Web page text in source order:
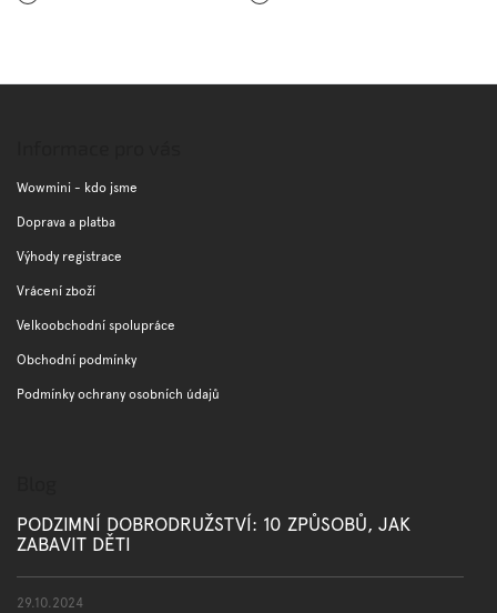
barev
Wowmini - kdo jsme
Doprava a platba
Výhody registrace
Vrácení zboží
Velkoobchodní spolupráce
Obchodní podmínky
Podmínky ochrany osobních údajů
PODZIMNÍ DOBRODRUŽSTVÍ: 10 ZPŮSOBŮ, JAK
ZABAVIT DĚTI
29.10.2024